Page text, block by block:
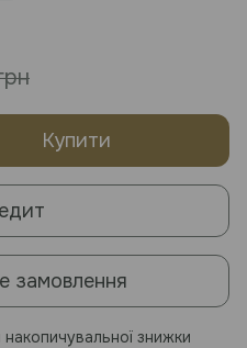
Купити
замовлення
знижки